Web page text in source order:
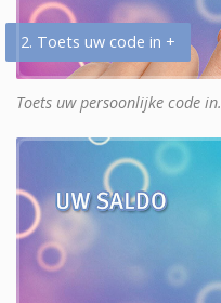
2. Toets uw code in +
Toets uw persoonlijke code in.